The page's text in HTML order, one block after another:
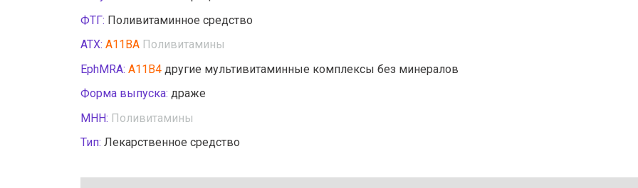
ФТГ: Поливитаминное средство
АТХ: A11BA Поливитамины
EphMRA: A11B4 другие мультивитаминные комплексы без минералов
Форма выпуска: драже
МНН: Поливитамины
Тип: Лекарственное средство